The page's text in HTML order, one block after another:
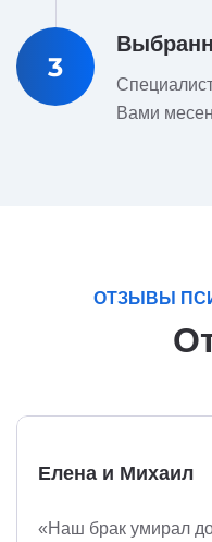
3
Вами
ОТЗЫВЫ
Елена и Михаил
«Наш брак умирал